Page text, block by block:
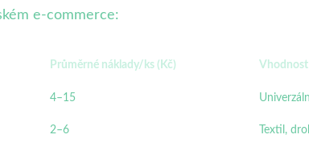
e-commerce:
Průměrné náklady/ks (Kč)
4–15
2–6 Textil,